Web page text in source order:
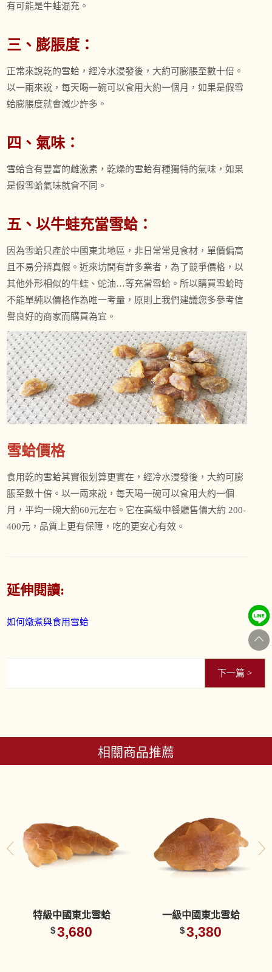
有可能是牛蛙混充。
三、膨脹度：
正常來說乾的雪蛤，經冷水浸發後，大約可膨脹至數十倍。
以一兩來說，每天喝一碗可以食用大約一個月，如果是假雪
蛤膨脹度就會減少許多。
四、氣味：
雪蛤含有豐富的雌激素，乾燥的雪蛤有種獨特的氣味，如果
是假雪蛤氣味就會不同。
五、以牛蛙充當雪蛤：
因為雪蛤只產於中國東北地區，非日常常見食材，單價偏高
且不易分辨真假。近來坊間有許多業者，為了競爭價格，以
其他外形相似的牛蛙、蛇油…等充當雪蛤。所以購買雪蛤時
不能單純以價格作為唯一考量，原則上我們建議您多參考信
譽良好的商家而購買為宜。
雪蛤價格
食用乾的雪蛤其實很划算更實在，經冷水浸發後，大約可膨
脹至數十倍。以一兩來說，每天喝一碗可以食用大約一個
月，平均一碗大約60元左右。它在高級中餐廳售價大約 200-
400元，品質上更有保障，吃的更安心有效。
延伸閱讀:
如何燉煮與食用雪蛤
相關商品推薦
特級中國東北雪蛤
$3,680
一級中國東北雪蛤
$3,380